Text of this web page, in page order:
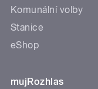
Komunální volby
Stanice
eShop
mujRozhlas